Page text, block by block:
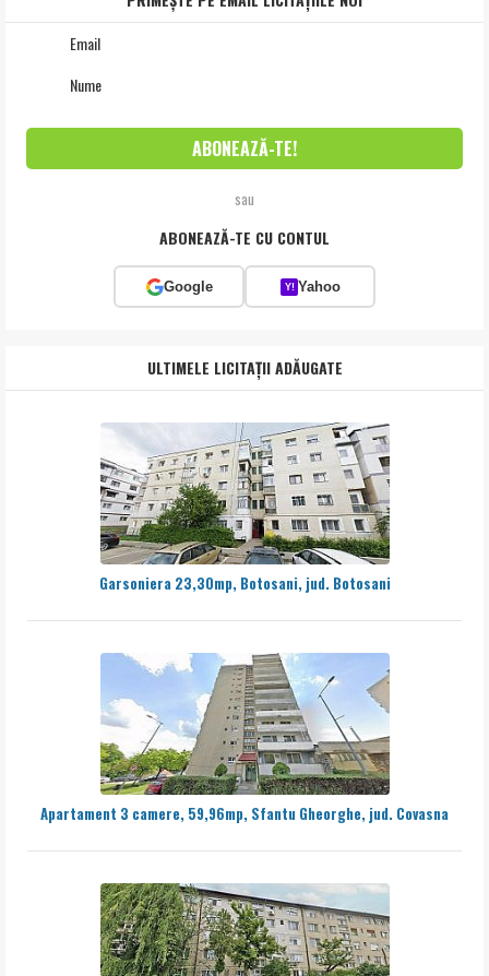
sau
ABONEAZĂ-TE CU CONTUL
Google Y! Yahoo
ULTIMELE LICITAȚII ADĂUGATE
Garsoniera 23,30mp, Botosani, jud. Botosani
Apartament 3 camere, 59,96mp, Sfantu Gheorghe, jud. Covasna